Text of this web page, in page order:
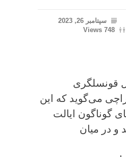
سپتامبر 26, 2023
748 Views
قونسلگری
می‌گوید که این
گوناگون ایالت
و در میان